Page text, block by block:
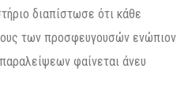
διαπίστωσε ότι κάθε
των προσφευγουσών ενώπιον
φαίνεται άνευ